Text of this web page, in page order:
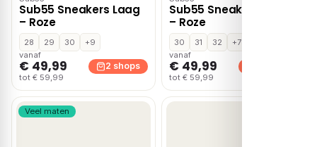
Sub55 Sneakers Laag
– Roze
28 29 30
+9
vanaf
€ 49,99
tot € 59,99
2 shops
Sub55 Sneakers Laag
– Roze
30 31 32
+7
vanaf
€ 49,99
tot € 59,99
Veel maten